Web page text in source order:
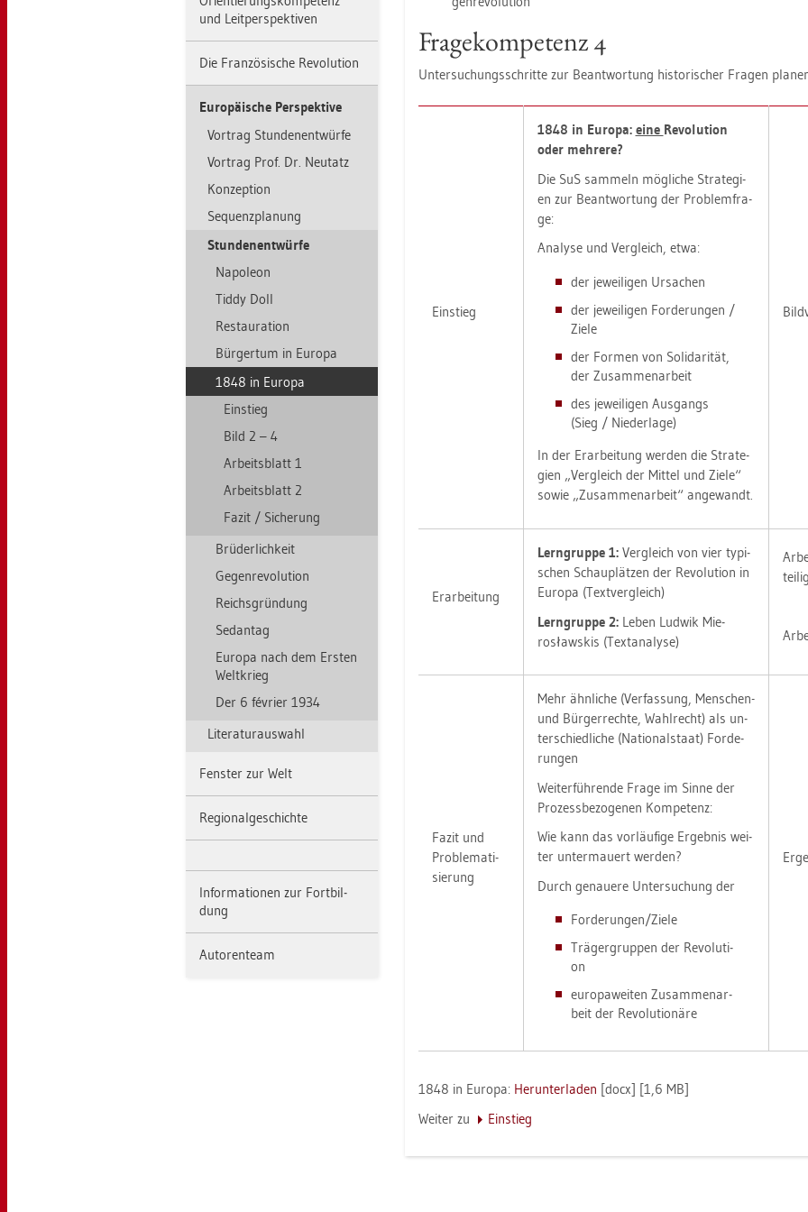
und Leit­per­spek­ti­ven
Die Fran­zö­si­sche Re­vo­lu­ti­on
Eu­ro­päi­sche Per­spek­ti­ve
Vor­trag Stun­den­ent­wür­fe
Vor­trag Prof. Dr. Neu­tatz
Kon­zep­ti­on
Se­quenz­pla­nung
Stun­den­ent­wür­fe
Na­po­le­on
Tiddy Doll
Re­stau­ra­ti­on
Bür­ger­tum in Eu­ro­pa
1848 in Eu­ro­pa
Ein­stieg
Bild 2 – 4
Ar­beits­blatt 1
Ar­beits­blatt 2
Fazit / Si­che­rung
Brü­der­lich­keit
Ge­gen­re­vo­lu­ti­on
Reichs­grün­dung
Se­dan­tag
Eu­ro­pa nach dem Ers­ten
Welt­krieg
Der 6 février 1934
Li­te­ra­tur­aus­wahl
Fens­ter zur Welt
Re­gio­nal­ge­schich­te
In­for­ma­tio­nen zur Fort­bil­
dung
Au­to­ren­team
Fra­ge­kom­pe­tenz 4
Un­ter­su­chungs­schrit­te zur Be­ant­wor­tung his­to­ri­scher Fra­gen
Ein­stieg
1848 in Eu­ro­pa: eine Re­vo­lu­ti­on
oder meh­re­re?
Die SuS sam­meln mög­li­che Stra­te­gi­
en zur Be­ant­wor­tung der Pro­blem­fra­
ge:
Ana­ly­se und Ver­gleich, etwa:
der je­wei­li­gen Ur­sa­chen
der je­wei­li­gen For­de­run­gen /
Ziele
der For­men von So­li­da­ri­tät,
der Zu­sam­men­ar­beit
des je­wei­li­gen Aus­gangs
(Sieg / Nie­der­la­ge)
In der Er­ar­bei­tung wer­den die Stra­te­
gi­en „Ver­gleich der Mit­tel und Ziele“
sowie „Zu­sam­men­ar­beit“ an­ge­wandt.
Er­ar­bei­tung
Lern­grup­pe 1: Ver­gleich von vier ty­pi­
schen Schau­plät­zen der Re­vo­lu­ti­on in
Eu­ro­pa (Text­ver­gleich)
Lern­grup­pe 2: Leben Lud­wik Mie­
rosław­skis (Text­ana­ly­se)
Fazit und
Pro­ble­ma­ti­
sie­rung
Mehr ähn­li­che (Ver­fas­sung, Men­schen-
und Bür­ger­rech­te, Wahl­recht) als un­
ter­schied­li­che (Na­tio­nal­staat) For­de­
run­gen
Wei­ter­füh­ren­de Frage im Sinne der
Pro­zess­be­zo­ge­nen Kom­pe­tenz:
Wie kann das vor­läu­fi­ge Er­geb­nis wei­
ter un­ter­mau­ert wer­den?
Durch ge­naue­re Un­ter­su­chung der
For­de­run­gen/Ziele
Trä­ger­grup­pen der Re­vo­lu­ti­
on
eu­ro­pa­wei­ten Zu­sam­men­ar­
beit der Re­vo­lu­tio­nä­re
1848 in Eu­ro­pa: Her­un­ter­la­den [docx] [1,6 MB]
Wei­ter zu
Ein­stieg